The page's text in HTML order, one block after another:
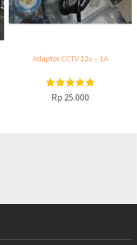
Adaptor CCTV 12v – 1A
Rp 25.000